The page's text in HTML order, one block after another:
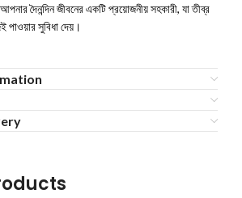
দৈনন্দিন জীবনের একটি প্রয়োজনীয় সহকারী, যা তীব্র
পাওয়ার সুবিধা দেয়।